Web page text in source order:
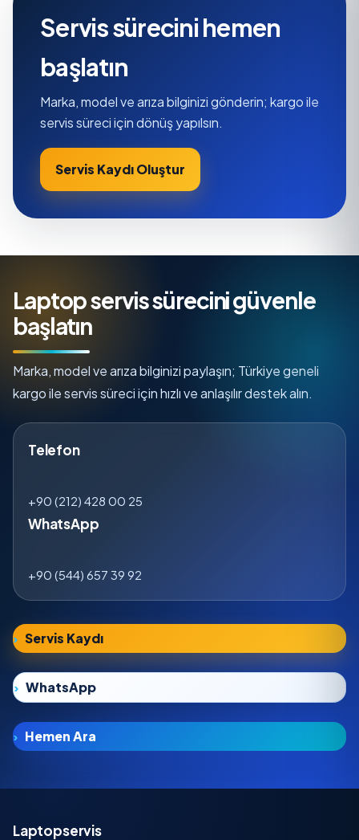
Servis sürecini hemen
başlatın
Marka, model ve arıza bilginizi gönderin; kargo ile
servis süreci için dönüş yapılsın.
Servis Kaydı Oluştur
Laptop servis sürecini güvenle
başlatın
Marka, model ve arıza bilginizi paylaşın; Türkiye geneli
kargo ile servis süreci için hızlı ve anlaşılır destek alın.
Telefon
+90 (212) 428 00 25
WhatsApp
+90 (544) 657 39 92
Servis Kaydı
WhatsApp
Hemen Ara
Laptopservis